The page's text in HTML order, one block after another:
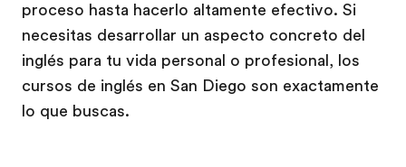
proceso hasta hacerlo altamente efectivo. Si
necesitas desarrollar un aspecto concreto del
inglés para tu vida personal o profesional, los
cursos de inglés en San Diego son exactamente
lo que buscas.